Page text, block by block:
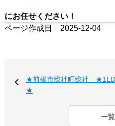
にお任せください！
ページ作成日 2025-12-04
★前橋市総社町総社
★
一